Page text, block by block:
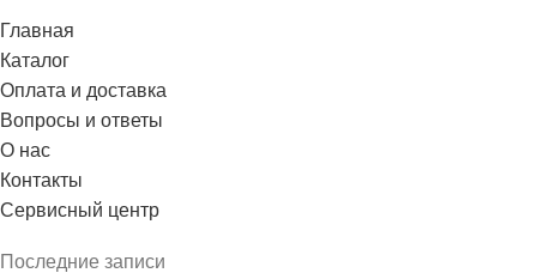
Главная
Каталог
Оплата и доставка
Вопросы и ответы
О нас
Контакты
Сервисный центр
Последние записи